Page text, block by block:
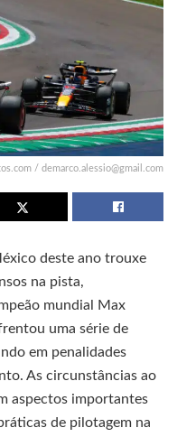
/ demarco.alessio@gmail.com
deste ano trouxe
na pista,
mundial Max
uma série de
em penalidades
As circunstâncias ao
aspectos importantes
de pilotagem na